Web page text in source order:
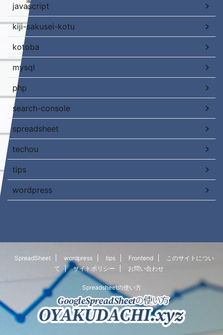
javascript
kiji-sakusei-kotu
kotoba
mysql
php
search-console
spreadsheet
techou
tips
wordpress
SpreadSheet wordpress tips Frontend
このサイトについ
て
サイトポリシー お問い合わせ
Spreadsheetの使い方